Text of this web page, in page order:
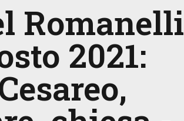
Romanelli
2021: